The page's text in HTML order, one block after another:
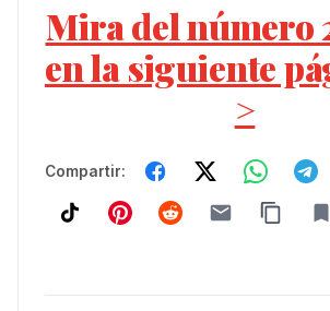
Mira del número
en la siguiente
>
Compartir: